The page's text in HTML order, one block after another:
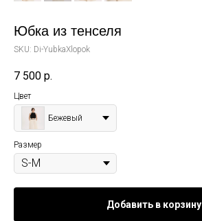
Юбка из тенселя
SKU: Di-YubkaXlopok
7 500 р.
Цвет
Бежевый
Размер
Добавить в корзину